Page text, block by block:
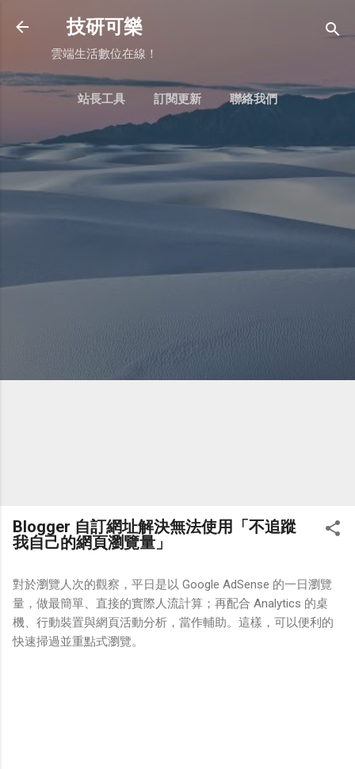
技研可樂
雲端生活數位在線！
站長工具 訂閱更新 聯絡我們
BLOGGER：常用頁面判斷式用法
Blogger 自訂網址解決無法使用「不追蹤
我自己的網頁瀏覽量」
對於瀏覽人次的觀察，平日是以 Google AdSense 的一日瀏覽
量，做最簡單、直接的實際人流計算；再配合 Analytics 的桌
機、行動裝置與網頁活動分析，當作輔助。這樣，可以便利的
快速掃過並重點式瀏覽。